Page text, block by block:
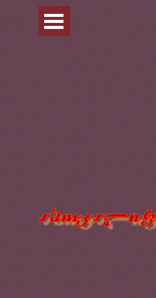
Перейти к контенту
Пропустить меню